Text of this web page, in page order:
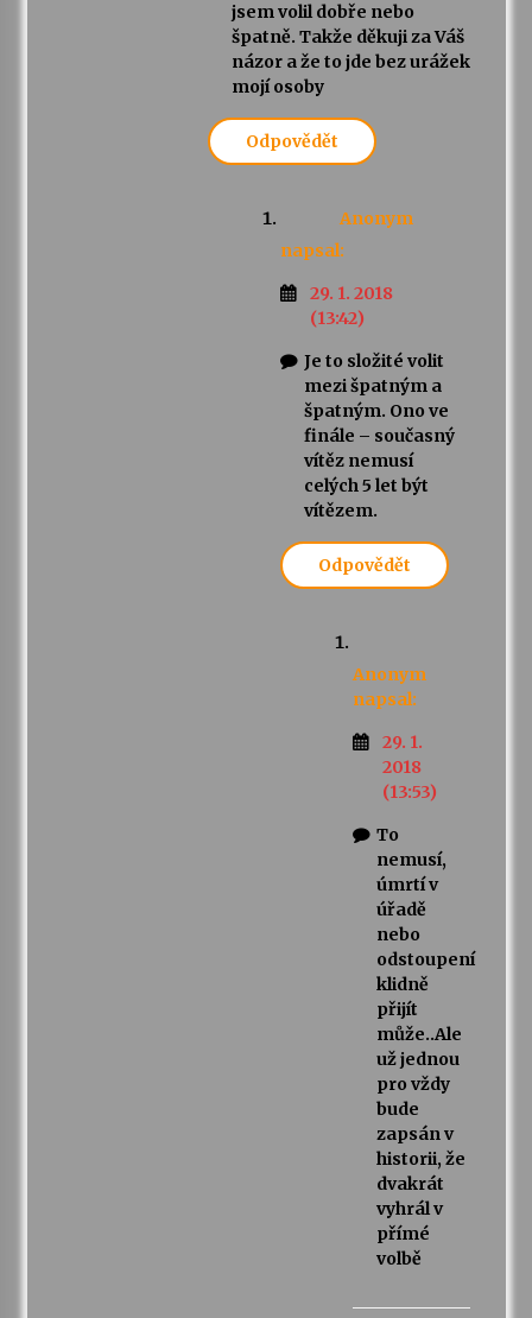
jsem volil dobře nebo
špatně. Takže děkuji za Váš
názor a že to jde bez urážek
mojí osoby
Odpovědět
Anonym
napsal:
29. 1. 2018
(13:42)
Je to složité volit
mezi špatným a
špatným. Ono ve
finále – současný
vítěz nemusí
celých 5 let být
vítězem.
Odpovědět
Anonym
napsal:
29. 1.
2018
(13:53)
To
nemusí,
úmrtí v
úřadě
nebo
odstoupení
klidně
přijít
může..Ale
už jednou
pro vždy
bude
zapsán v
historii, že
dvakrát
vyhrál v
přímé
volbě